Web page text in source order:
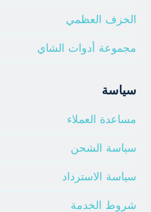
الخزف العظمي
مجموعة أدوات الشاي
سياسة
مساعدة العملاء
سياسة الشحن
سياسة الاسترداد
شروط الخدمة